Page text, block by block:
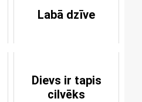
Labā dzīve
Dievs ir tapis
cilvēks